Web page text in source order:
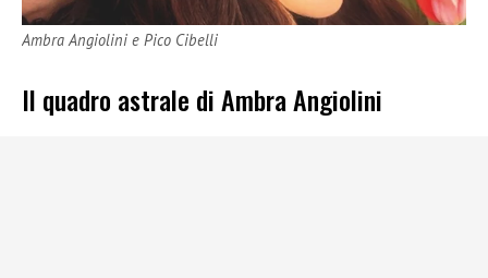
Ambra Angiolini e Pico Cibelli
Il quadro astrale di Ambra Angiolini